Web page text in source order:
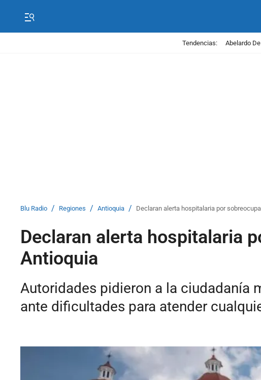
Tendencias: Abelardo
Blu Radio / Regiones / Antioquia / Declaran alerta hospitalaria por
Declaran alerta hospitalaria
Antioquia
Autoridades pidieron a la ciudadanía
ante dificultades para atender